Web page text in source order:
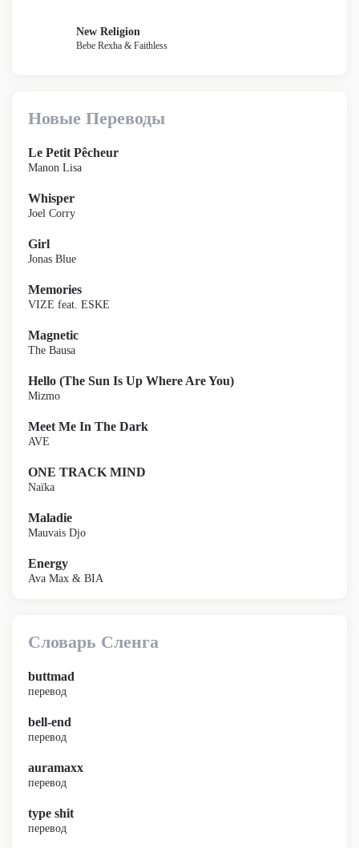
New Religion
Bebe Rexha & Faithless
Новые Переводы
Le Petit Pêcheur
Manon Lisa
Whisper
Joel Corry
Girl
Jonas Blue
Memories
VIZE feat. ESKE
Magnetic
The Bausa
Hello (The Sun Is Up Where Are You)
Mizmo
Meet Me In The Dark
AVE
ONE TRACK MIND
Naïka
Maladie
Mauvais Djo
Energy
Ava Max & BIA
Словарь Сленга
buttmad
перевод
bell-end
перевод
auramaxx
перевод
type shit
перевод